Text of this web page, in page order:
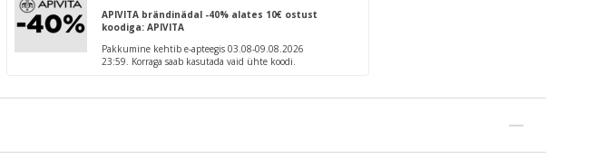
APIVITA brändinädal -40% alates 10€ ostust
koodiga: APIVITA
Pakkumine kehtib e-apteegis 03.08-09.08.2026
23:59. Korraga saab kasutada vaid ühte koodi.